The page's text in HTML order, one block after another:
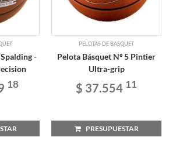
-
18
PELOTAS DE BASQUET
Pelota Básquet Nº 5 Pintier
Ultra-grip
$ 37.554 11
PRESUPUESTAR